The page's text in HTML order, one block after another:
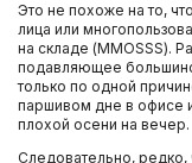
Это не похоже на то,
лица или
на складе (MMOSSS).
подавляющее
только по одной
паршивом дне в офисе
плохой осени на вечер.
Следовательно,